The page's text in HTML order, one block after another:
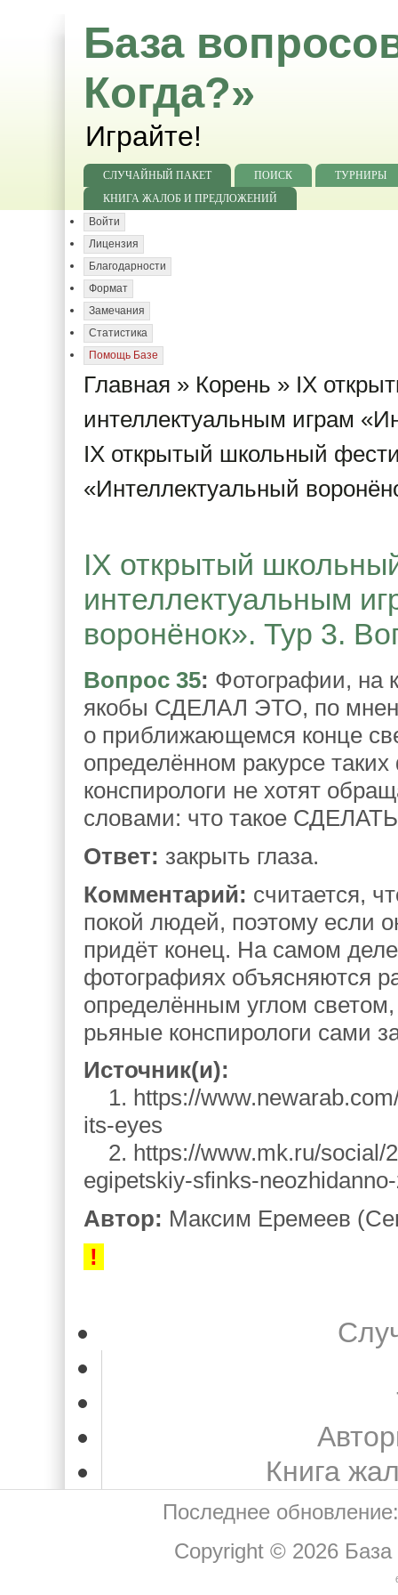
База
Когда?»
Играйте!
СЛУЧАЙНЫЙ ПАКЕТ ПОИСК
ТУРНИРЫ
КНИГА ЖАЛОБ И ПРЕДЛОЖЕНИЙ
Войти
Лицензия
Благодарности
Формат
Замечания
Статистика
Помощь Базе
Главная » Корень » IX
интеллектуальным играм
IX открытый школьный
«Интеллектуальный
IX открытый
интеллектуальным
воронёнок». Тур 3.
Вопрос 35: Фотографии, на
якобы СДЕЛАЛ ЭТО, по
о приближающемся конце
определённом ракурсе
конспирологи не хотят
словами: что такое
Ответ: закрыть глаза.
Комментарий: считается,
покой людей, поэтому если
придёт конец. На самом
фотографиях объясняются
определённым углом
рьяные конспирологи сами
Источник(и):
1. https://
its-eyes
2. https://www.mk.ru/social/
egipetskiy-sfinks-
Автор: Максим Еремеев
!
Книга
Последнее
Copyright © 2026 База